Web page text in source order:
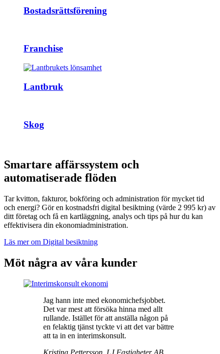
Bostadsrättsförening
Franchise
Lantbruk
Skog
Smartare affärssystem och
automatiserade flöden
Tar kvitton, fakturor, bokföring och administration för mycket tid
och energi? Gör en kostnadsfri digital besiktning (värde 2 995 kr) av
ditt företag och få en kartläggning, analys och tips på hur du kan
effektivisera din ekonomiadministration.
Läs mer om Digital besiktning
Möt några av våra kunder
Jag hann inte med ekonomichefsjobbet.
Det var mest att försöka hinna med allt
rullande. Istället för att anställa någon på
en felaktig tjänst tyckte vi att det var bättre
att ta in en interimskonsult.
Kristina Pettersson, LJ Fastigheter AB,